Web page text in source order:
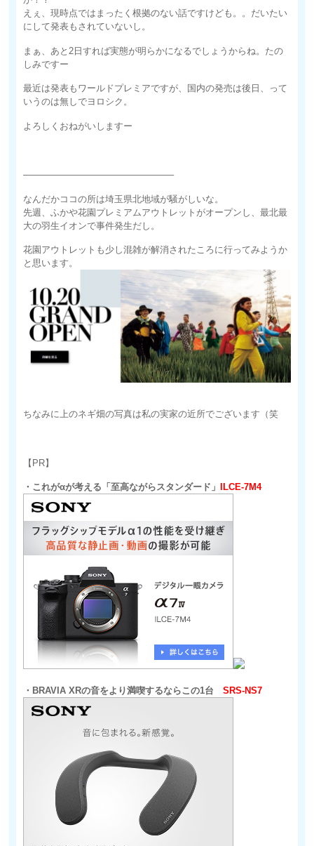
えぇ、現時点ではまったく根拠のない話ですけども。。だいたい
にして発表もされていないし。
まぁ、あと2日すれば実態が明らかになるでしょうからね。たの
しみですー
最近は発表もワールドプレミアですが、国内の発売は後日、って
いうのは無しでヨロシク。
よろしくおねがいしますー
————————————————–
なんだかココの所は埼玉県北地域が騒がしいな。
先週、ふかや花園プレミアムアウトレットがオープンし、最北最
大の羽生イオンで事件発生だし。
花園アウトレットも少し混雑が解消されたころに行ってみようか
と思います。
ちなみに上のネギ畑の写真は私の実家の近所でございます（笑
【PR】
・これがαが考える「至高ながらスタンダード」 ILCE-7M4
・BRAVIA XRの音をより満喫するならこの1台SRS-NS7